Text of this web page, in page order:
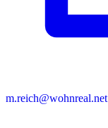
m.reich@wohnreal.net